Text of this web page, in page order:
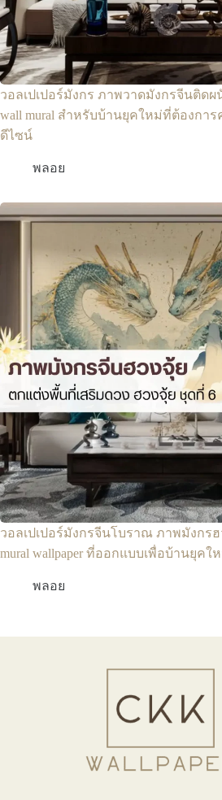
วอลเปเปอร์มังกร ภาพวาดมังกรจีนติดผนั
wall mural สำหรับบ้านยุคใหม่ที่ต้องกา
ดีไซน์
พลอย
วอลเปเปอร์มังกรจีนโบราณ ภาพมังกรฮ
mural wallpaper ที่ออกแบบเพื่อบ้านยุคใ
พลอย